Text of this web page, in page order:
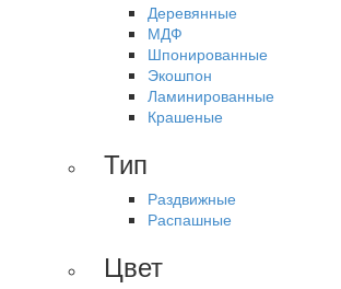
Деревянные
МДФ
Шпонированные
Экошпон
Ламинированные
Крашеные
Тип
Раздвижные
Распашные
Цвет